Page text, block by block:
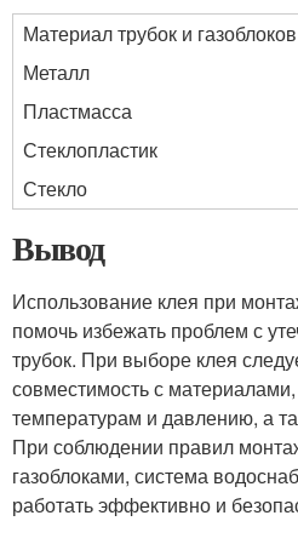
Материал трубок и газоблоков
Металл
Пластмасса
Стеклопластик
Стекло
Вывод
Использование клея при
помочь избежать проблем с
трубок. При выборе клея
совместимость с
температурам и давлению, а
При соблюдении правил
газоблоками, система
работать эффективно и